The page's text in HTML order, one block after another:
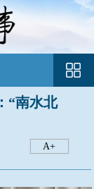
“南水北
A+